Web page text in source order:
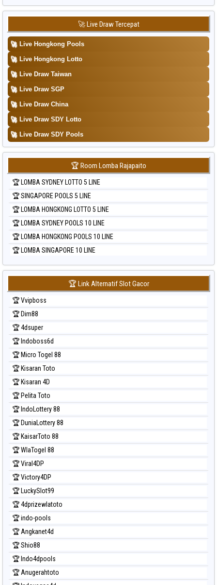
Data Togel Sydney
Data Togel Sydney Lottery
Data Togel Sydney Lottery 6d
Data Togel Sydney Lotto
Data Togel Sydney Pools 6d
Data Togel Taipei
Data Togel Taiwan
🚀 Live Draw Tercepat
🚀 Live Hongkong Pools
🚀 Live Hongkong Lotto
🚀 Live Draw Taiwan
🚀 Live Draw SGP
🚀 Live Draw China
🚀 Live Draw SDY Lotto
🚀 Live Draw SDY Pools
🏆 Room Lomba Rajapaito
🏆 LOMBA SYDNEY LOTTO 5 LINE
🏆 SINGAPORE POOLS 5 LINE
🏆 LOMBA HONGKONG LOTTO 5 LINE
🏆 LOMBA SYDNEY POOLS 10 LINE
🏆 LOMBA HONGKONG POOLS 10 LINE
🏆 LOMBA SINGAPORE 10 LINE
🏆 Link Alternatif Slot Gacor
🏆 Vvipboss
🏆 Dim88
🏆 4dsuper
🏆 Indoboss6d
🏆 Micro Togel 88
🏆 Kisaran Toto
🏆 Kisaran 4D
🏆 Pelita Toto
🏆 IndoLottery 88
🏆 DuniaLottery 88
🏆 KaisarToto 88
🏆 WlaTogel 88
🏆 Viral4DP
🏆 Victory4DP
🏆 LuckySlot99
🏆 4dprizewlatoto
🏆 indo-pools
🏆 Angkanet4d
🏆 Shio88
🏆 Indo4dpools
🏆 Anugerahtoto